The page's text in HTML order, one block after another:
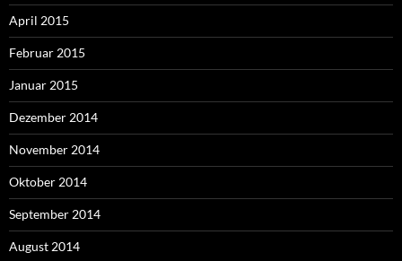
April 2015
Februar 2015
Januar 2015
Dezember 2014
November 2014
Oktober 2014
September 2014
August 2014